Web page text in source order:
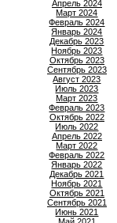
Апрель 2024
Март 2024
Февраль 2024
Январь 2024
Декабрь 2023
Ноябрь 2023
Октябрь 2023
Сентябрь 2023
Август 2023
Июль 2023
Март 2023
Февраль 2023
Октябрь 2022
Июль 2022
Апрель 2022
Март 2022
Февраль 2022
Январь 2022
Декабрь 2021
Ноябрь 2021
Октябрь 2021
Сентябрь 2021
Июнь 2021